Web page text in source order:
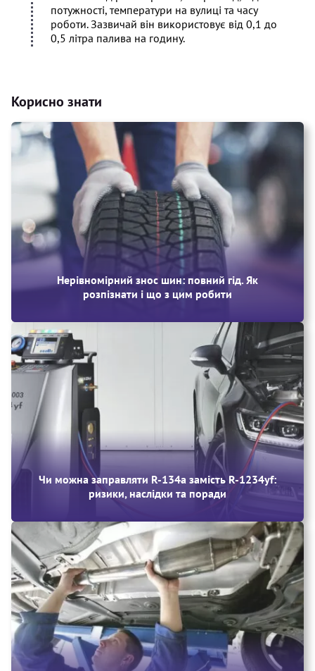
потужності, температури на вулиці та часу
роботи. Зазвичай він використовує від 0,1 до
0,5 літра палива на годину.
Корисно знати
Нерівномірний знос шин: повний гід. Як
розпізнати і що з цим робити
Чи можна заправляти R‑134a замість R‑1234yf:
ризики, наслідки та поради